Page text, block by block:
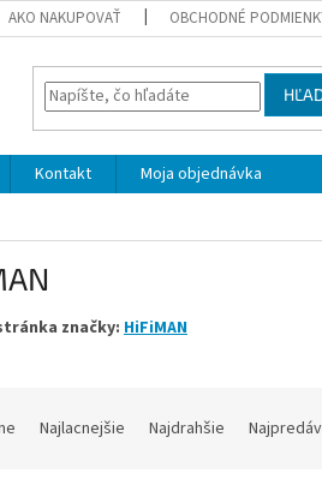
AKO NAKUPOVAŤ OBCHODNÉ
Kontakt
Moja objednávka
značky: HiFiMAN
Najlacnejšie Najdrahšie